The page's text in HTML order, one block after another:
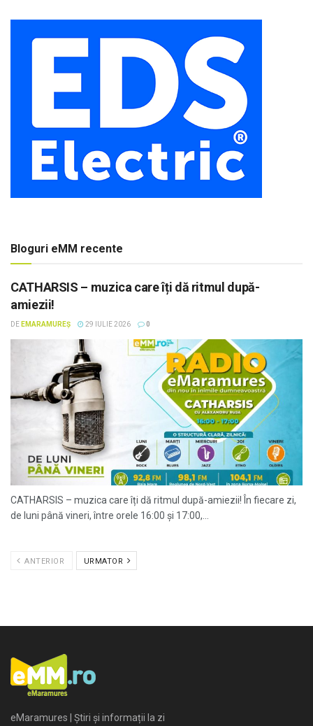
Bloguri eMM recente
CATHARSIS – muzica care îți dă ritmul după-
amiezii!
DE EMARAMUREȘ 29 IULIE 2026 0
CATHARSIS – muzica care îți dă ritmul după-amiezii! În fiecare zi,
de luni până vineri, între orele 16:00 și 17:00,...
ANTERIOR URMATOR
eMaramures | Știri și informații la zi